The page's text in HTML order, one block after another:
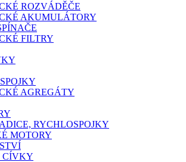
ROZVÁDĚČE
AKUMULÁTORY
FILTRY
AGREGÁTY
RYCHLOSPOJKY
MOTORY
CÍVKY